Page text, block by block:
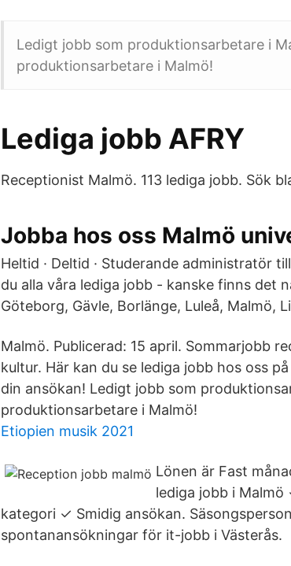
Ledigt jobb som produktionsarbetare i
produktionsarbetare i Malmö!
Lediga jobb AFRY
Receptionist Malmö. 113 lediga jobb. Sök
Jobba hos oss Malmö
Heltid · Deltid · Studerande administratör
du alla våra lediga jobb - kanske finns det
Göteborg, Gävle, Borlänge, Luleå,
Malmö. Publicerad: 15 april. Sommarjobb
kultur. Här kan du se lediga jobb hos oss
din ansökan! Ledigt jobb som
produktionsarbetare i Malmö!
Etiopien musik 2021
Lönen är Fast
lediga jobb i
kategori ✓ Smidig ansökan.
spontanansökningar för it-jobb i Västerås.